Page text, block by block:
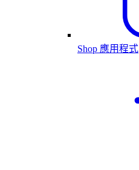
Shop 應用程式